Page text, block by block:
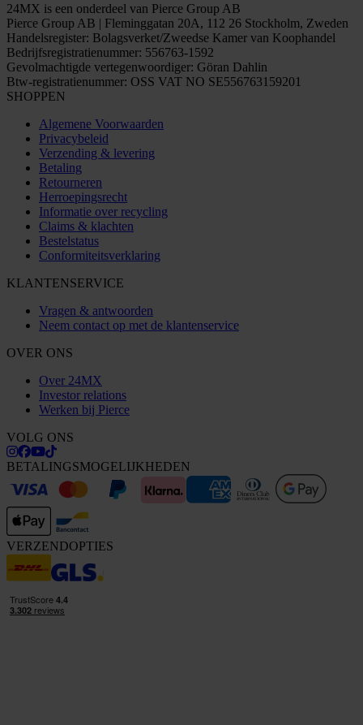
24MX is een onderdeel van Pierce Group AB
Pierce Group AB | Fleminggatan 20A, 112 26 Stockholm, Zweden
Handelsregister: Bolagsverket/Zweedse Kamer van Koophandel
Bedrijfsregistratienummer: 556763-1592
Gevolmachtigde vertegenwoordiger: Göran Dahlin
Btw-registratienummer: OSS VAT NO SE556763159201
SHOPPEN
Algemene Voorwaarden
Privacybeleid
Verzending & levering
Betaling
Retourneren
Herroepingsrecht
Informatie over recycling
Claims & klachten
Bestelstatus
Conformiteitsverklaring
KLANTENSERVICE
Vragen & antwoorden
Neem contact op met de klantenservice
OVER ONS
Over 24MX
Investor relations
Werken bij Pierce
VOLG ONS
BETALINGSMOGELIJKHEDEN
VERZENDOPTIES